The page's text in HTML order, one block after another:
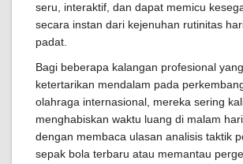
seru, interaktif, dan dapat memicu
secara instan dari kejenuhan rutinitas
padat.
Bagi beberapa kalangan profesional
ketertarikan mendalam pada
olahraga internasional, mereka sering
menghabiskan waktu luang di malam
dengan membaca ulasan analisis taktik
sepak bola terbaru atau memantau